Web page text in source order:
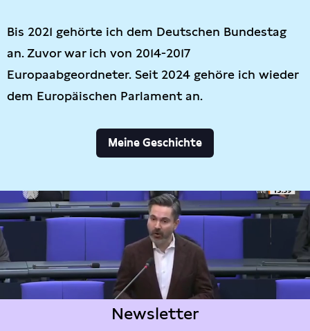
Bis 2021 gehörte ich dem Deutschen Bundestag
an. Zuvor war ich von 2014-2017
Europaabgeordneter. Seit 2024 gehöre ich wieder
dem Europäischen Parlament an.
Meine Geschichte
Newsletter